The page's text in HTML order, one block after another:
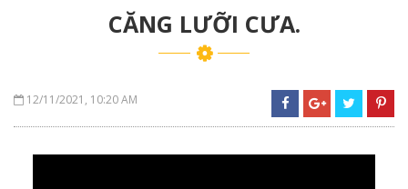
CĂNG LƯỠI CƯA.
12/11/2021, 10:20 AM